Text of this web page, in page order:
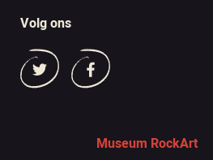
Volg ons
Museum RockArt